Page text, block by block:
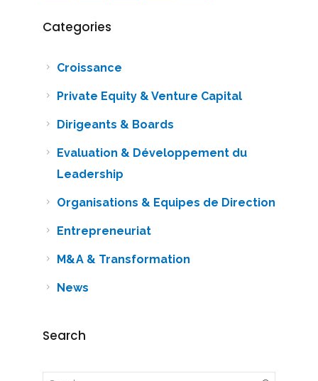
Categories
Croissance
Private Equity & Venture Capital
Dirigeants & Boards
Evaluation & Développement du
Leadership
Organisations & Equipes de Direction
Entrepreneuriat
M&A & Transformation
News
Search